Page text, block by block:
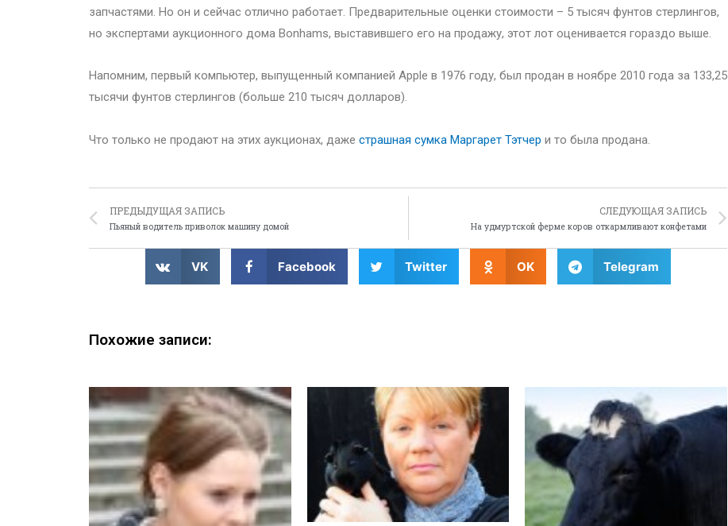
запчастями. Но он и сейчас отлично работает. Предварительные оценки стоимости – 5 тысяч фунтов стерлингов,
но экспертами аукционного дома Bonhams, выставившего его на продажу, этот лот оценивается гораздо выше.
Напомним, первый компьютер, выпущенный компанией Apple в 1976 году, был продан в ноябре 2010 года за 133,25
тысячи фунтов стерлингов (больше 210 тысяч долларов).
Что только не продают на этих аукционах, даже страшная сумка Маргарет Тэтчер и то была продана.
ПРЕДЫДУЩАЯ ЗАПИСЬ
Пьяный водитель приволок машину домой
СЛЕДУЮЩАЯ ЗАПИСЬ
На удмуртской ферме коров откармливают конфетами
VK Facebook Twitter OK Telegram
Похожие записи: